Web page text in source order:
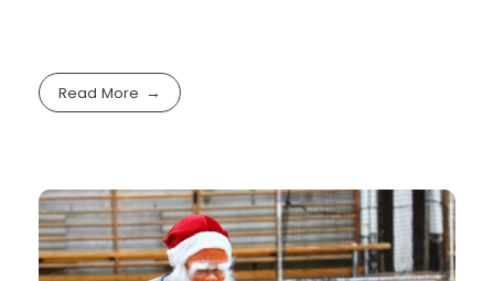
Read More